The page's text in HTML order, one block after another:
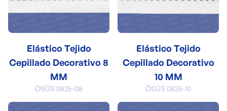
Elástico Tejido
Cepillado Decorativo 8
MM
ÖSÜS 0825-08
Elástico Tejido
Cepillado Decorativo
10 MM
ÖSÜS 0825-10